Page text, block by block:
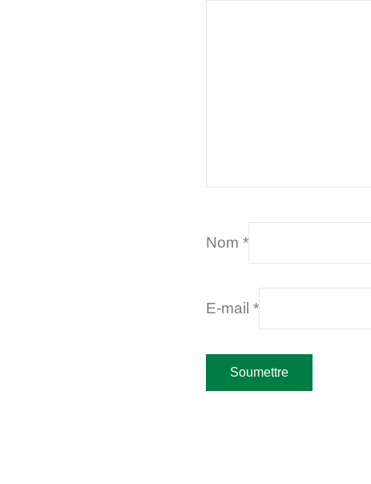
Nom *
E-mail *